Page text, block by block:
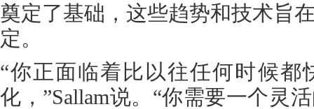
奠定了基础，这些趋势和技术旨
定。
“你正面临着比以往任何时候都
化，”Sallam说。“你需要一个灵